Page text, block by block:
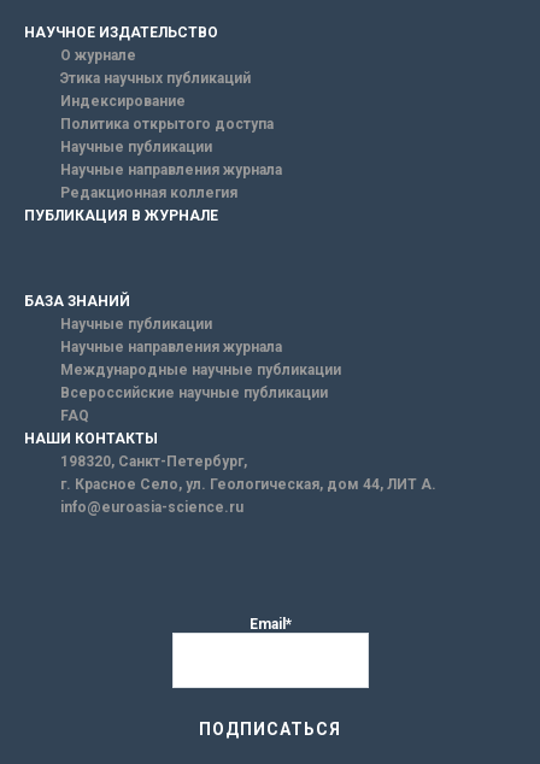
НАУЧНОЕ ИЗДАТЕЛЬСТВО
О журнале
Этика научных публикаций
Индексирование
Политика открытого доступа
Научные публикации
Научные направления журнала
Редакционная коллегия
ПУБЛИКАЦИЯ В ЖУРНАЛЕ
БАЗА ЗНАНИЙ
Научные публикации
Научные направления журнала
Международные научные публикации
Всероссийские научные публикации
FAQ
НАШИ КОНТАКТЫ
198320, Санкт-Петербург,
г. Красное Село, ул. Геологическая, дом 44, ЛИТ А.
info@euroasia-science.ru
Email*